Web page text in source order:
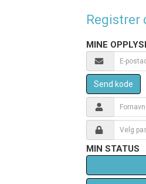
Registrer
MINE
Send kode
MIN STATUS